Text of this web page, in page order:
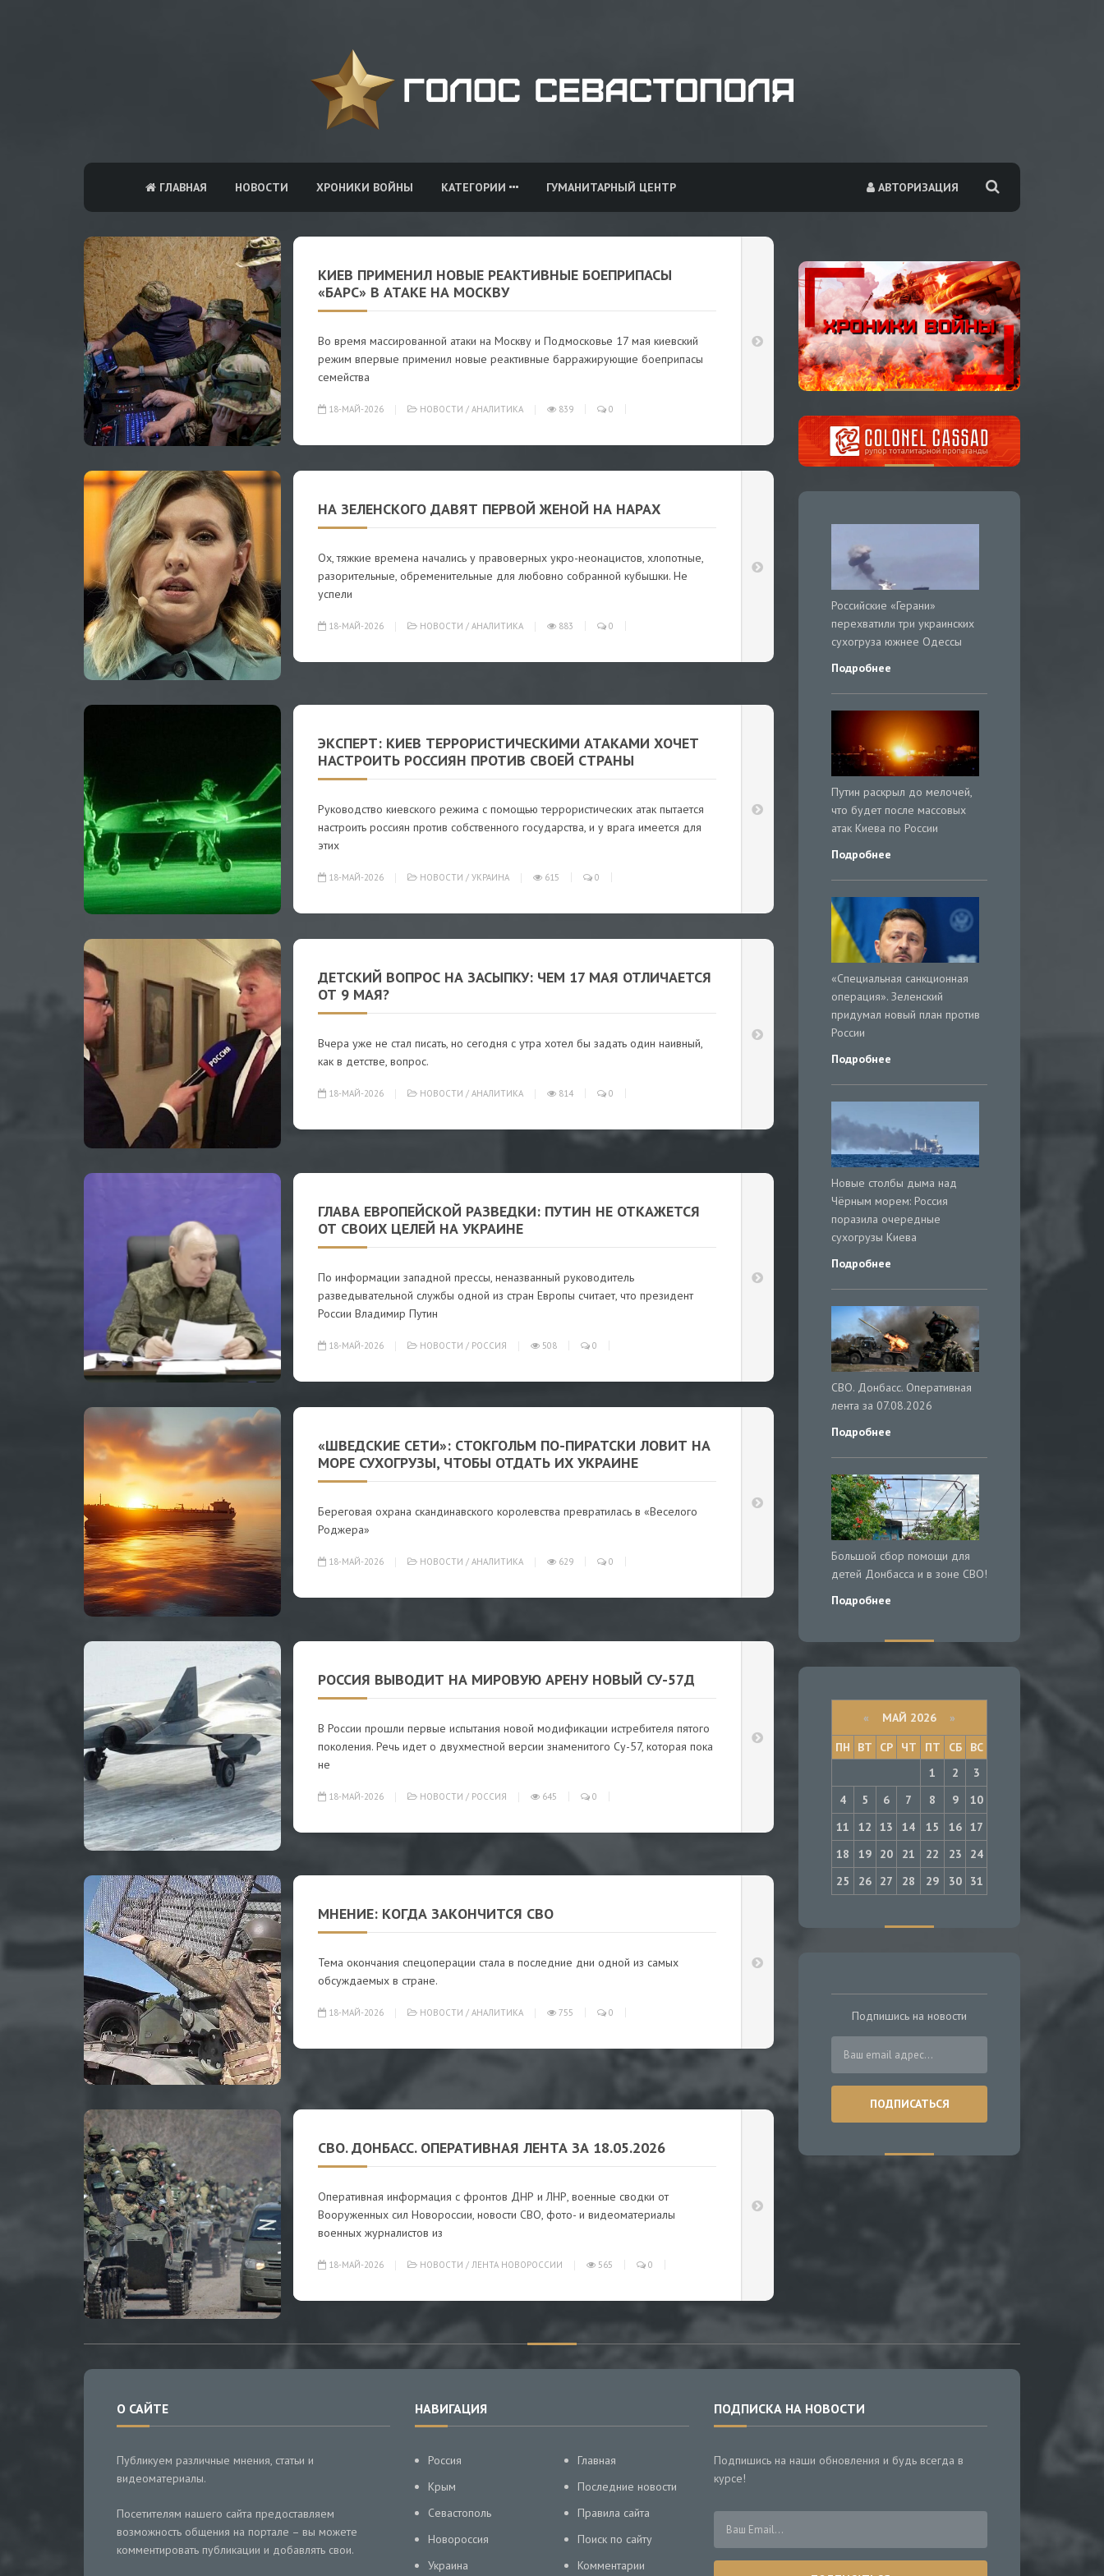
АВТОРИЗАЦИЯ
ГЛАВНАЯ НОВОСТИ ХРОНИКИ ВОЙНЫ КАТЕГОРИИ ГУМАНИТАРНЫЙ ЦЕНТР
КИЕВ ПРИМЕНИЛ НОВЫЕ РЕАКТИВНЫЕ БОЕПРИПАСЫ
«БАРС» В АТАКЕ НА МОСКВУ
Во время массированной атаки на Москву и Подмосковье 17 мая киевский
режим впервые применил новые реактивные барражирующие боеприпасы
семейства
18-МАЙ-2026 НОВОСТИ / АНАЛИТИКА 839 0
НА ЗЕЛЕНСКОГО ДАВЯТ ПЕРВОЙ ЖЕНОЙ НА НАРАХ
Ох, тяжкие времена начались у правоверных укро-неонацистов, хлопотные,
разорительные, обременительные для любовно собранной кубышки. Не
успели
18-МАЙ-2026 НОВОСТИ / АНАЛИТИКА 883 0
ЭКСПЕРТ: КИЕВ ТЕРРОРИСТИЧЕСКИМИ АТАКАМИ ХОЧЕТ
НАСТРОИТЬ РОССИЯН ПРОТИВ СВОЕЙ СТРАНЫ
Руководство киевского режима с помощью террористических атак пытается
настроить россиян против собственного государства, и у врага имеется для
этих
18-МАЙ-2026 НОВОСТИ / УКРАИНА 615 0
ДЕТСКИЙ ВОПРОС НА ЗАСЫПКУ: ЧЕМ 17 МАЯ ОТЛИЧАЕТСЯ
ОТ 9 МАЯ?
Вчера уже не стал писать, но сегодня с утра хотел бы задать один наивный,
как в детстве, вопрос.
18-МАЙ-2026 НОВОСТИ / АНАЛИТИКА 814 0
ГЛАВА ЕВРОПЕЙСКОЙ РАЗВЕДКИ: ПУТИН НЕ ОТКАЖЕТСЯ
ОТ СВОИХ ЦЕЛЕЙ НА УКРАИНЕ
По информации западной прессы, неназванный руководитель
разведывательной службы одной из стран Европы считает, что президент
России Владимир Путин
18-МАЙ-2026 НОВОСТИ / РОССИЯ 508 0
«ШВЕДСКИЕ СЕТИ»: СТОКГОЛЬМ ПО-ПИРАТСКИ ЛОВИТ НА
МОРЕ СУХОГРУЗЫ, ЧТОБЫ ОТДАТЬ ИХ УКРАИНЕ
Береговая охрана скандинавского королевства превратилась в «Веселого
Роджера»
18-МАЙ-2026 НОВОСТИ / АНАЛИТИКА 629 0
РОССИЯ ВЫВОДИТ НА МИРОВУЮ АРЕНУ НОВЫЙ СУ-57Д
В России прошли первые испытания новой модификации истребителя пятого
поколения. Речь идет о двухместной версии знаменитого Су-57, которая пока
не
18-МАЙ-2026 НОВОСТИ / РОССИЯ 645 0
МНЕНИЕ: КОГДА ЗАКОНЧИТСЯ СВО
Тема окончания спецоперации стала в последние дни одной из самых
обсуждаемых в стране.
18-МАЙ-2026 НОВОСТИ / АНАЛИТИКА 755 0
СВО. ДОНБАСС. ОПЕРАТИВНАЯ ЛЕНТА ЗА 18.05.2026
Оперативная информация с фронтов ДНР и ЛНР, военные сводки от
Вооруженных сил Новороссии, новости СВО, фото- и видеоматериалы
военных журналистов из
18-МАЙ-2026 НОВОСТИ / ЛЕНТА НОВОРОССИИ 565 0
Российские «Герани»
перехватили три украинских
сухогруза южнее Одессы
Подробнее
Путин раскрыл до мелочей,
что будет после массовых
атак Киева по России
Подробнее
«Специальная санкционная
операция». Зеленский
придумал новый план против
России
Подробнее
Новые столбы дыма над
Чёрным морем: Россия
поразила очередные
сухогрузы Киева
Подробнее
СВО. Донбасс. Оперативная
лента за 07.08.2026
Подробнее
Большой сбор помощи для
детей Донбасса и в зоне СВО!
Подробнее
« МАЙ 2026 »
ПН
ВТ СР ЧТ ПТ СБ
ВС
1
2
3
4
5 6 7 8 9
10
11
12 13 14 15 16 17
18
19 20 21 22 23
24
25
26 27 28 29 30 31
Подпишись на новости
О САЙТЕ
Публикуем различные мнения, статьи и
видеоматериалы.
Посетителям нашего сайта предоставляем
возможность общения на портале – вы можете
комментировать публикации и добавлять свои.
НАВИГАЦИЯ
Россия
Крым
Севастополь
Новороссия
Украина
Главная
Последние новости
Правила сайта
Поиск по сайту
Комментарии
ПОДПИСКА НА НОВОСТИ
Подпишись на наши обновления и будь всегда в
курсе!